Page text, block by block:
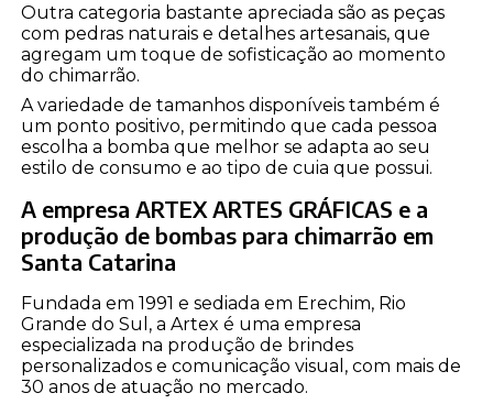
Outra categoria bastante apreciada são as peças
com pedras naturais e detalhes artesanais, que
agregam um toque de sofisticação ao momento
do chimarrão.
A variedade de tamanhos disponíveis também é
um ponto positivo, permitindo que cada pessoa
escolha a bomba que melhor se adapta ao seu
estilo de consumo e ao tipo de cuia que possui.
A empresa ARTEX ARTES GRÁFICAS e a
produção de bombas para chimarrão em
Santa Catarina
Fundada em 1991 e sediada em Erechim, Rio
Grande do Sul, a Artex é uma empresa
especializada na produção de brindes
personalizados e comunicação visual, com mais de
30 anos de atuação no mercado.